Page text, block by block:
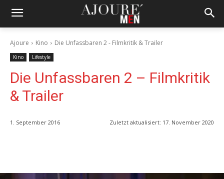
Ajoure Kino Die Unfassbaren 2 - Filmkritik & Trailer
Kino Lifestyle
Die Unfassbaren 2 – Filmkritik
& Trailer
1. September 2016 Zuletzt aktualisiert: 17. November 2020